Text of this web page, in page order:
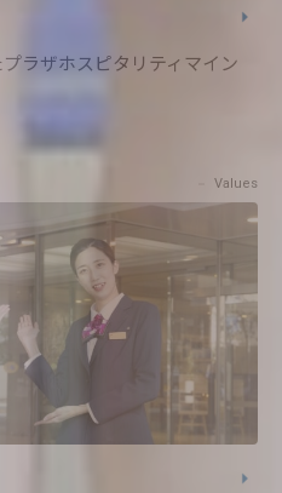
ラザホスピタリティマイン